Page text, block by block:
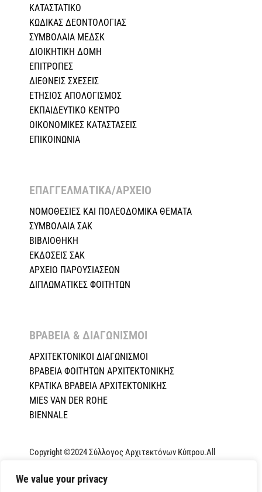
We value your privacy
ΚΑΤΑΣΤΑΤΙΚΟ
ΚΩΔΙΚΑΣ ΔΕΟΝΤΟΛΟΓΙΑΣ
ΣΥΜΒΟΛΑΙΑ ΜΕΔΣΚ
ΔΙΟΙΚΗΤΙΚΗ ΔΟΜΗ
ΕΠΙΤΡΟΠΕΣ
ΔΙΕΘΝΕΙΣ ΣΧΕΣEIΣ
ΕΤΗΣΙΟΣ ΑΠΟΛΟΓΙΣΜΟΣ
ΕΚΠΑΙΔΕΥΤΙΚΟ ΚΕΝΤΡΟ
ΟΙΚΟΝΟΜΙΚΕΣ ΚΑΤΑΣΤΑΣΕΙΣ
ΕΠΙΚΟΙΝΩΝΙΑ
ΕΠΑΓΓΕΛΜΑΤΙΚΑ/ΑΡΧΕΙΟ ​
ΝΟΜΟΘΕΣΙΕΣ KAI ΠΟΛΕΟΔΟΜΙΚΑ ΘΕΜΑΤΑ
ΣΥΜΒΟΛΑΙΑ ΣΑΚ
ΒΙΒΛΙΟΘΗΚΗ
ΕΚΔΟΣΕΙΣ ΣΑΚ
ΑΡΧΕΙΟ ΠΑΡΟΥΣΙΑΣΕΩΝ
ΔΙΠΛΩΜΑΤΙΚΕΣ ΦΟΙΤΗΤΩΝ
ΒΡΑΒΕΙΑ & ΔΙΑΓΩΝΙΣΜΟΙ ​
ΑΡΧΙΤΕΚΤΟΝΙΚΟΙ ΔΙΑΓΩΝΙΣΜΟΙ
ΒΡΑΒΕΙΑ ΦΟΙΤΗΤΩΝ ΑΡΧΙΤΕΚΤΟΝΙΚΗΣ
ΚΡΑΤΙΚΑ ΒΡΑΒΕΙΑ ΑΡΧΙΤΕΚΤΟΝΙΚΗΣ
MIES VAN DER ROHE
BIENNALE
Copyright ©2024 Σύλλογος Αρχιτεκτόνων Κύπρου.All
Privacy Policy